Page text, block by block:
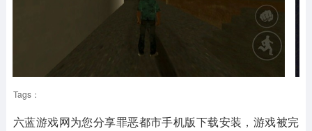
Tags：
六蓝游戏网为您分享罪恶都市手机版下载安装，游戏被完